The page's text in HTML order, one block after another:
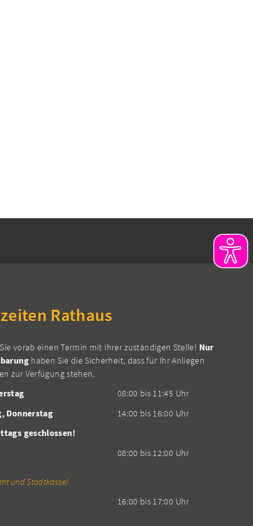
Rathaus
vorab einen Termin mit Ihrer zuständigen Stelle! Nur
haben Sie die Sicherheit, dass für Ihr Anliegen
zur Verfügung stehen.
Donnerstag
geschlossen!
08:00 bis 11:45 Uhr
14:00 bis 16:00 Uhr
08:00 bis 12:00 Uhr
und Stadtkasse)
16:00 bis 17:00 Uhr